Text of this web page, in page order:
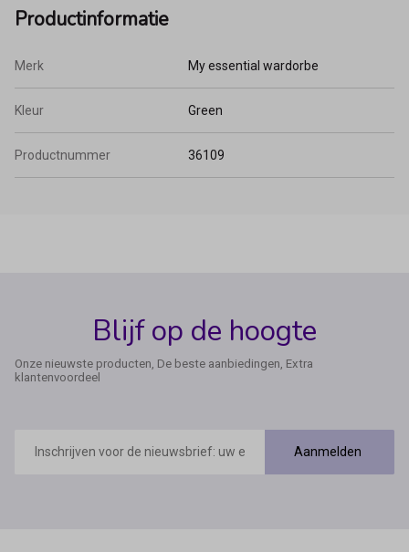
Productinformatie
Merk My essential wardorbe
Kleur Green
Productnummer 36109
Blijf op de hoogte
Onze nieuwste producten, De beste aanbiedingen, Extra
klantenvoordeel
mailadres
Aanmelden